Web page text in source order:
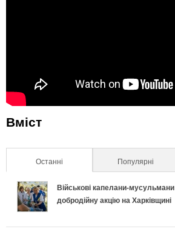
Вміст
Останні (активна вкладка)Популярні
Військові капелани-мусульмани
добродійну акцію на Харківщині